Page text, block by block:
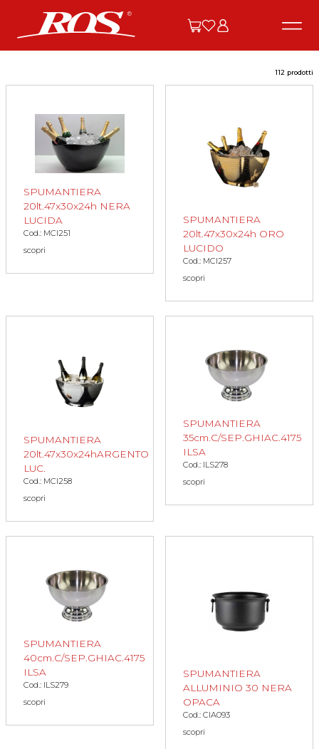
112 prodotti
SPUMANTIERA
20lt.47x30x24h NERA
LUCIDA
Cod.: MCI251
scopri
SPUMANTIERA
20lt.47x30x24h ORO
LUCIDO
Cod.: MCI257
scopri
SPUMANTIERA
20lt.47x30x24hARGENTO
LUC.
Cod.: MCI258
scopri
SPUMANTIERA
35cm.C/SEP.GHIAC.4175
ILSA
Cod.: ILS278
scopri
SPUMANTIERA
40cm.C/SEP.GHIAC.4175
ILSA
Cod.: ILS279
scopri
SPUMANTIERA
ALLUMINIO 30 NERA
OPACA
Cod.: CIA093
scopri